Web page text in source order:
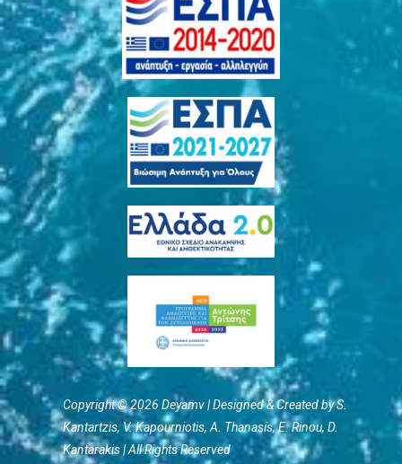
Copyright © 2026 Deyamv | Designed & Created by S.
Kantartzis, V. Kapourniotis, Α. Thanasis, E. Rinou, D.
Kantarakis | All Rights Reserved